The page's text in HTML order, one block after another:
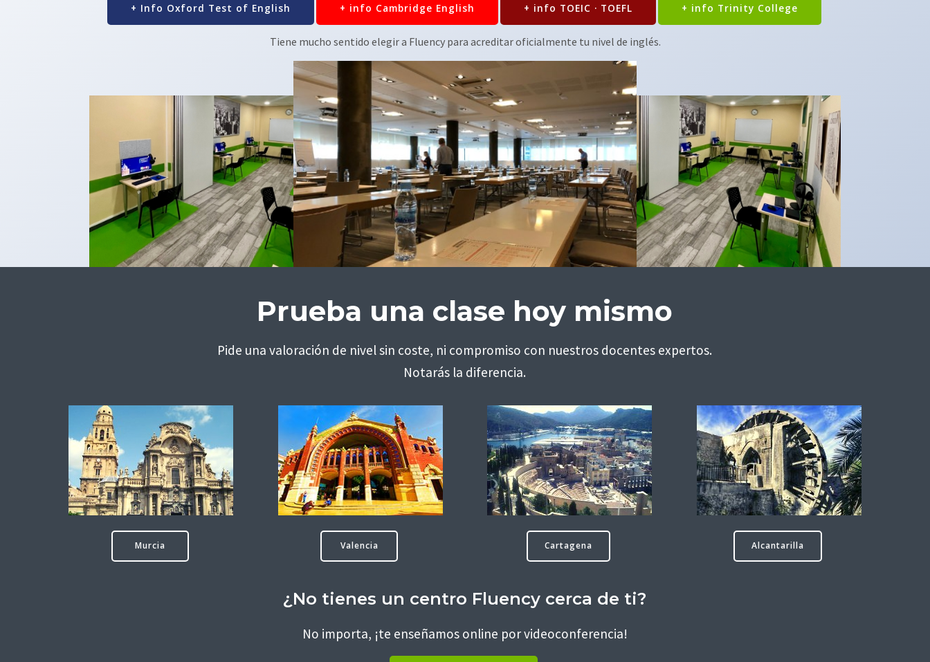
+ Info Oxford Test of English + info Cambridge English + info TOEIC · TOEFL + info Trinity College
Tiene mucho sentido elegir a Fluency para acreditar oficialmente tu nivel de inglés.
Prueba una clase hoy mismo
Pide una valoración de nivel sin coste, ni compromiso con nuestros docentes expertos.
Notarás la diferencia.
Murcia Valencia Cartagena Alcantarilla
¿No tienes un centro Fluency cerca de ti?
No importa, ¡te enseñamos online por videoconferencia!